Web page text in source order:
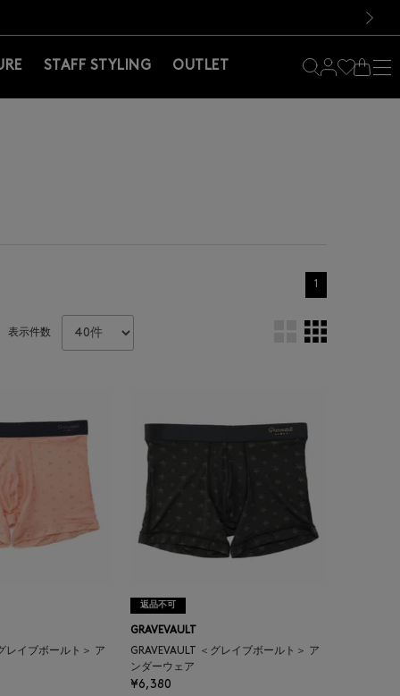
STAFF STYLING OUTLET
1
表示件数
レイブボールト＞ ア
返品不可
GRAVEVAULT
GRAVEVAULT ＜グレイブボールト＞ ア
ンダーウェア
¥6,380